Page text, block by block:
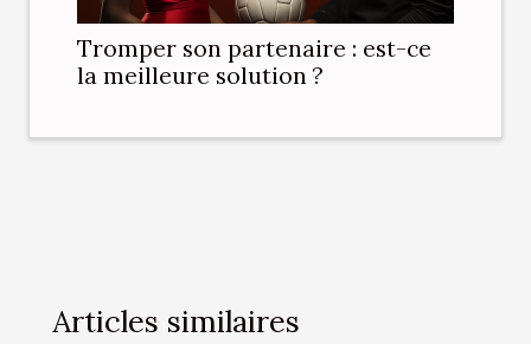
Tromper son partenaire : est-ce
la meilleure solution ?
Articles similaires